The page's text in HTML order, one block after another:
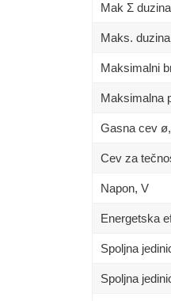
Mak Σ
Maks.
Maksimalni
Maksimalna
Gasna cev
Cev za
Napon, V
Energetska
Spoljna
Spoljna